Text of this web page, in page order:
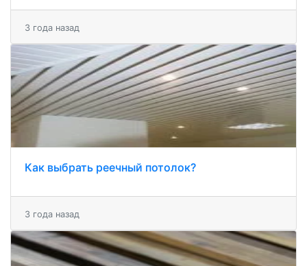
3 года назад
Как выбрать реечный потолок?
3 года назад